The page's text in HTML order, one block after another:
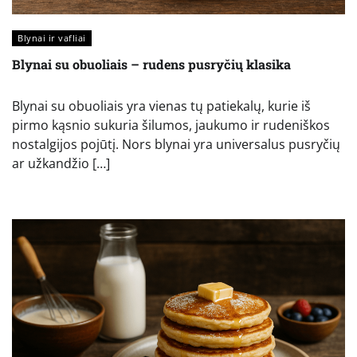
Blynai ir vafliai
Blynai su obuoliais – rudens pusryčių klasika
Blynai su obuoliais yra vienas tų patiekalų, kurie iš
pirmo kąsnio sukuria šilumos, jaukumo ir rudeniškos
nostalgijos pojūtį. Nors blynai yra universalus pusryčių
ar užkandžio […]